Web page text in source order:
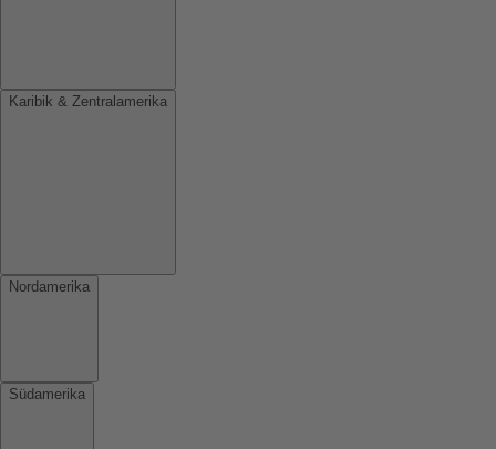
Karibik & Zentralamerika
Nordamerika
Südamerika